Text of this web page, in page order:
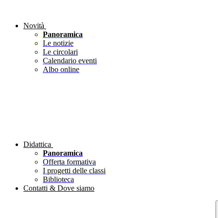
Novità
Panoramica
Le notizie
Le circolari
Calendario eventi
Albo online
Didattica
Panoramica
Offerta formativa
I progetti delle classi
Biblioteca
Contatti & Dove siamo